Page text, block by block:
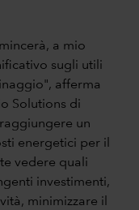
a mio
sugli utili
afferma
Solutions di
un
energetici per il
vedere quali
investimenti,
minimizzare il